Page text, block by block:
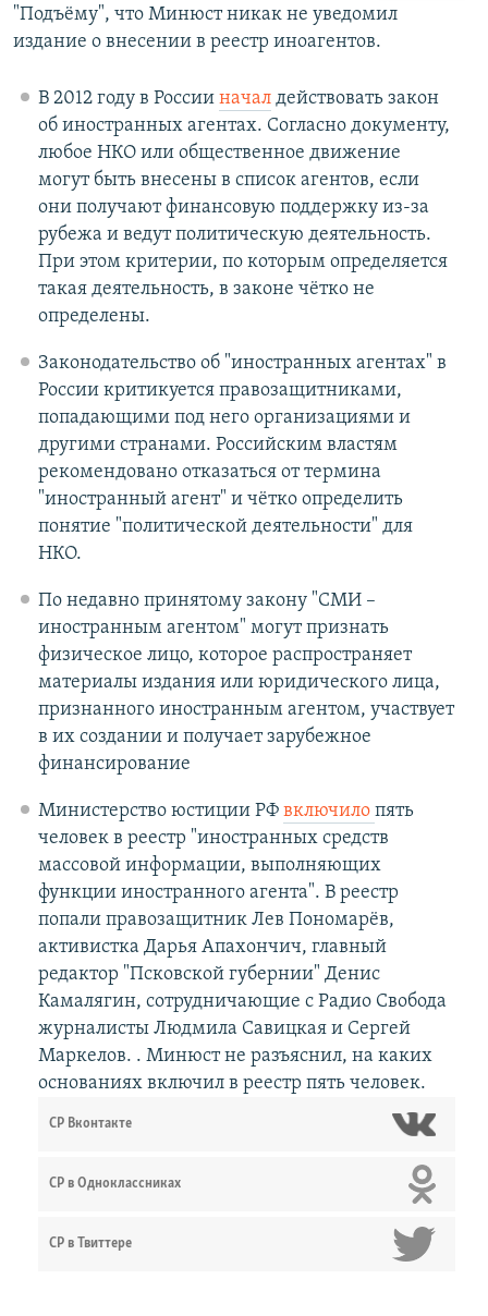
"Подъёму", что Минюст никак не уведомил
издание о внесении в реестр иноагентов.
В 2012 году в России началдействовать закон
об иностранных агентах. Согласно документу,
любое НКО или общественное движение
могут быть внесены в список агентов, если
они получают финансовую поддержку из-за
рубежа и ведут политическую деятельность.
При этом критерии, по которым определяется
такая деятельность, в законе чётко не
определены.
Законодательство об "иностранных агентах" в
России критикуется правозащитниками,
попадающими под него организациями и
другими странами. Российским властям
рекомендовано отказаться от термина
"иностранный агент" и чётко определить
понятие "политической деятельности" для
НКО.
По недавно принятому закону "СМИ –
иностранным агентом" могут признать
физическое лицо, которое распространяет
материалы издания или юридического лица,
признанного иностранным агентом, участвует
в их создании и получает зарубежное
финансирование
Министерство юстиции РФ включило ​пять
человек в реестр "иностранных средств
массовой информации, выполняющих
функции иностранного агента". В реестр
попали правозащитник Лев Пономарёв,
активистка Дарья Апахончич, главный
редактор "Псковской губернии" Денис
Камалягин, сотрудничающие с Радио Свобода
журналисты Людмила Савицкая и Сергей
Маркелов. . Минюст не разъяснил, на каких
основаниях включил в реестр пять человек.
СР Вконтакте
СР в Одноклассниках
СР в Твиттере